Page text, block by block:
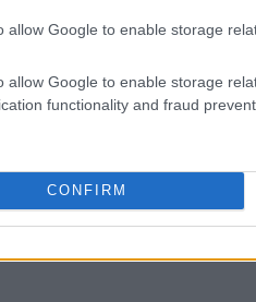
allow Google to enable storage
allow Google to enable storage
functionality and fraud
CONFIRM
partite precedenti. Mi
e un’infinità di
il vantaggio di